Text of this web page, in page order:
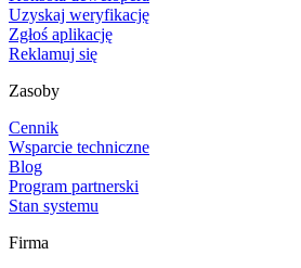
Uzyskaj weryfikację
Zgłoś aplikację
Reklamuj się
Zasoby
Cennik
Wsparcie techniczne
Blog
Program partnerski
Stan systemu
Firma